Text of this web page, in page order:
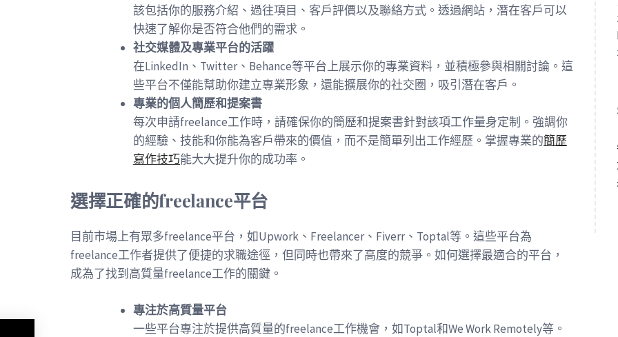
該包括你的服務介紹、過往項目、客戶評價以及聯絡方式。透過網站，潛在客戶可以
快速了解你是否符合他們的需求。
社交媒體及專業平台的活躍
在LinkedIn、Twitter、Behance等平台上展示你的專業資料，並積極參與相關討論。這
些平台不僅能幫助你建立專業形象，還能擴展你的社交圈，吸引潛在客戶。
專業的個人簡歷和提案書
每次申請freelance工作時，請確保你的簡歷和提案書針對該項工作量身定制。強調你
的經驗、技能和你能為客戶帶來的價值，而不是簡單列出工作經歷。掌握專業的簡歷
寫作技巧能大大提升你的成功率。
選擇正確的freelance平台
目前市場上有眾多freelance平台，如Upwork、Freelancer、Fiverr、Toptal等。這些平台為
freelance工作者提供了便捷的求職途徑，但同時也帶來了高度的競爭。如何選擇最適合的平台，
成為了找到高質量freelance工作的關鍵。
專注於高質量平台
一些平台專注於提供高質量的freelance工作機會，如Toptal和We Work Remotely等。